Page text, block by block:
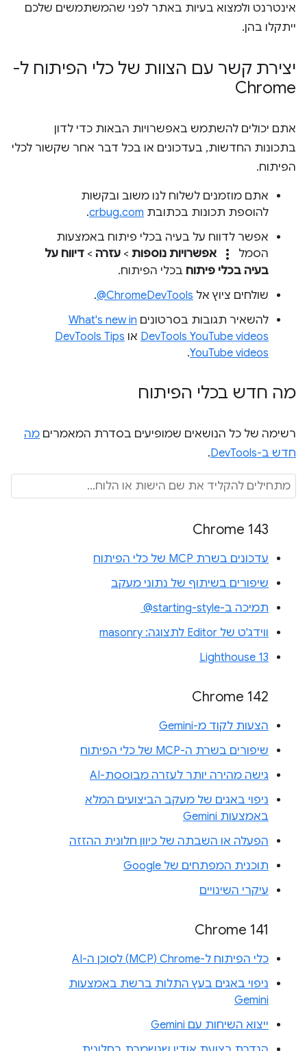
אינטרנט ולמצוא בעיות באתר לפני שהמשתמשים שלכם
ייתקלו בהן.
יצירת קשר עם הצוות של כלי הפיתוח ל-
Chrome
אתם יכולים להשתמש באפשרויות הבאות כדי לדון
בתכונות החדשות, בעדכונים או בכל דבר אחר שקשור לכלי
הפיתוח.
אתם מוזמנים לשלוח לנו משוב ובקשות
להוספת תכונות בכתובת crbug.com
.
אפשר לדווח על בעיה בכלי פיתוח באמצעות
הסמל
more_vert אפשרויות נוספות > עזרה > דיווח על
בעיה בכלי פיתוח בכלי הפיתוח.
שולחים ציוץ אל ‎@ChromeDevTools
.
להשאיר תגובות בסרטונים What's new in
DevTools YouTube videos או DevTools Tips
YouTube videos
.
מה חדש בכלי הפיתוח
רשימה של כל הנושאים שמופיעים בסדרת המאמרים מה
חדש ב-DevTools
.
Chrome 143
עדכונים בשרת MCP של כלי הפיתוח
שיפורים בשיתוף של נתוני מעקב
תמיכה ב-‎ @starting-style
ווידג'ט של Editor לתצוגה: masonry
Lighthouse 13
Chrome 142
הצעות לקוד מ-Gemini
שיפורים בשרת ה-MCP של כלי הפיתוח
גישה מהירה יותר לעזרה מבוססת-AI
ניפוי באגים של מעקב הביצועים המלא
באמצעות Gemini
הפעלה או השבתה של כיוון חלונית ההזזה
תוכנית המפתחים של Google
עיקרי השינויים
Chrome 141
כלי הפיתוח ל-Chrome‏ (MCP) לסוכן ה-AI
ניפוי באגים בעץ התלות ברשת באמצעות
Gemini
ייצוא השיחות עם Gemini